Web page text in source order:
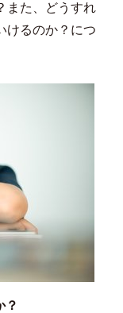
また、どうすれ
けるのか？につ
？